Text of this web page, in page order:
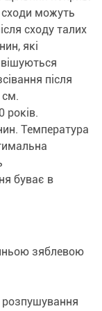
сходи можуть
сходу талих
які
після
см.
років.
Температура
буває в
зяблевою
розпушування